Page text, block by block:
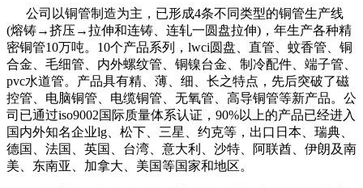
公司以铜管制造为主，已形成4条不同类型的铜管生产线
(熔铸→挤压→拉伸和连铸、连轧一圆盘拉伸)，年生产各种精
密铜管10万吨。10个产品系列，lwci圆盘、直管、蚊香管、铜
合金、毛细管、内外螺纹管、铜镍台金、制冷配件、端子管、
pvc水道管。产品具有精、薄、细、长之特点，先后突破了磁
控管、电脑铜管、电缆铜管、无氧管、高导铜管等新产品。公
司已通过iso9002国际质量体系认证，90%以上的产品已经进入
国内外知名企业lg、松下、三星、约克等，出口日本、瑞典、
德国、法国、英国、台湾、意大利、沙特、阿联酋、伊朗及南
美、东南亚、加拿大、美国等国家和地区。